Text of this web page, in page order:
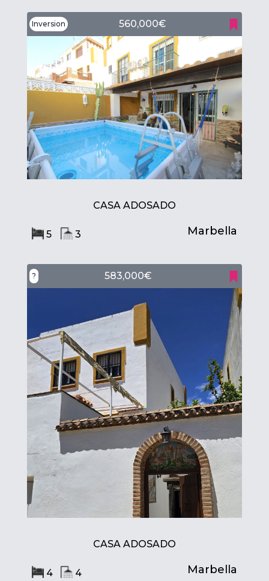
Inversion 560,000€
CASA ADOSADO
5 3 Marbella
? 583,000€
CASA ADOSADO
4 4 Marbella